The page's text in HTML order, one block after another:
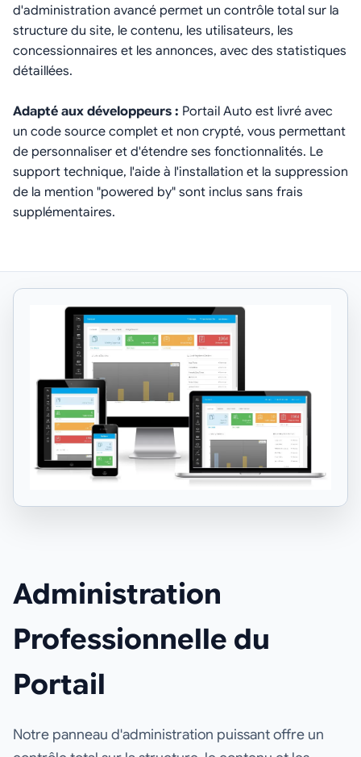
d'administration avancé permet un contrôle total sur la
structure du site, le contenu, les utilisateurs, les
concessionnaires et les annonces, avec des statistiques
détaillées.
Adapté aux développeurs : Portail Auto est livré avec
un code source complet et non crypté, vous permettant
de personnaliser et d'étendre ses fonctionnalités. Le
support technique, l'aide à l'installation et la suppression
de la mention "powered by" sont inclus sans frais
supplémentaires.
Administration
Professionnelle du
Portail
Notre panneau d'administration puissant offre un